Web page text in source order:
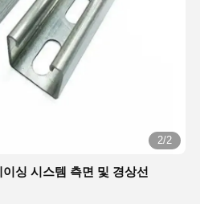
2/2
싱 시스템 측면 및 경상선